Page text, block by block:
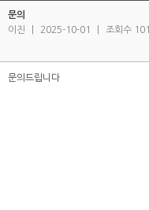
문의
이진
2025-10-01 조회수 101
문의드립니다